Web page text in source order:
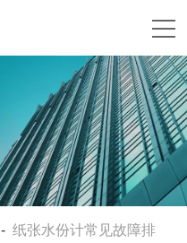
-纸张水份计常见故障排